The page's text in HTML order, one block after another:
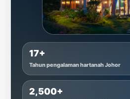
17+
Tahun pengalaman hartanah Johor
2,500+